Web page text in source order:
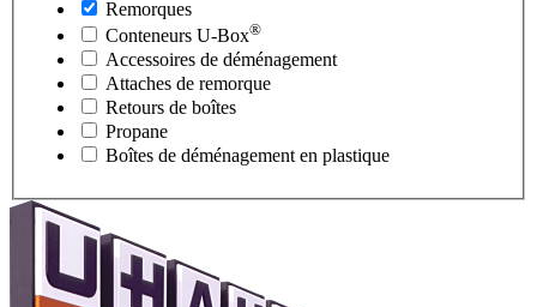
Remorques
Conteneurs U-Box®
Accessoires de déménagement
Attaches de remorque
Retours de boîtes
Propane
Boîtes de déménagement en plastique